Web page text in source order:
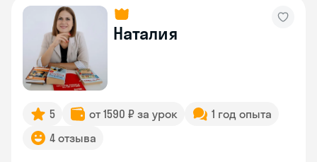
Наталия
5 от 1590 ₽ за урок
1 год опыта
4 отзыва